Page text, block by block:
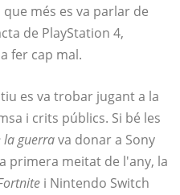
més es va parlar de
de PlayStation 4,
fer cap mal.
es va trobar jugant a la
i crits públics. Si bé les
la guerrava donar a Sony
primera meitat de l'any, la
i Nintendo Switch